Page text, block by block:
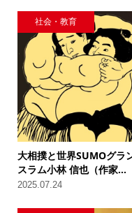
社会・教育
大相撲と世界SUMOグラ
スラム小林 信也（作家...
2025.07.24